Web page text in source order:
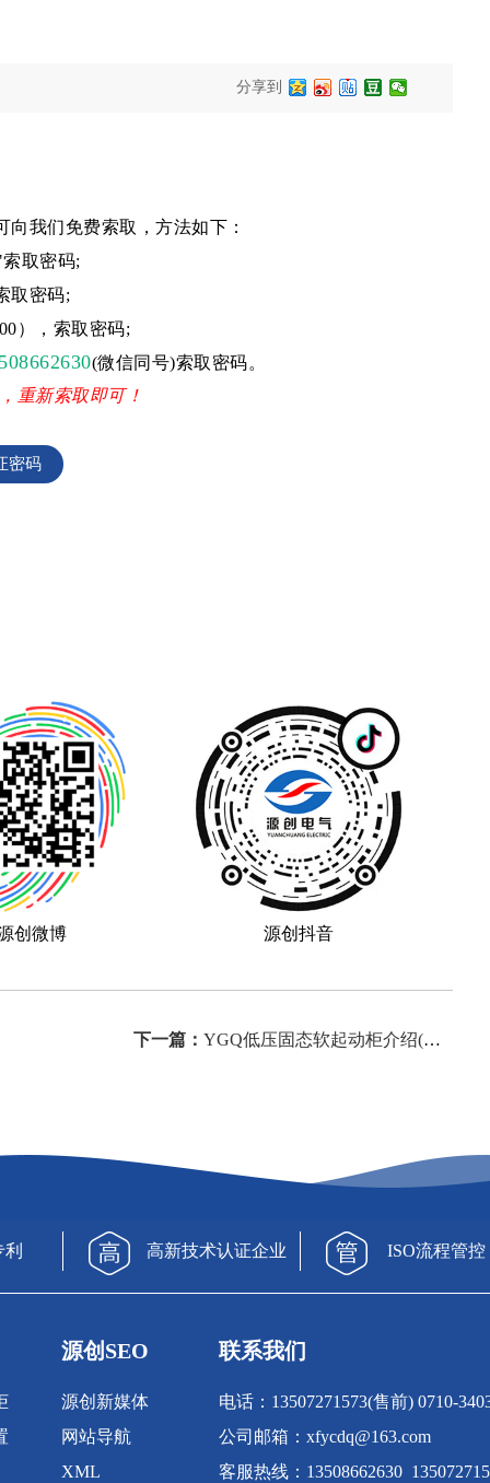
分享到
向我们免费索取，方法如下：
取密码;
取密码;
），索取密码;
(微信同号)索取密码。
重新索取即可！
密码
创微博 源创抖音
下一篇： YGQ低压固态软起动柜介绍(图文)
高新技术认证企业 ISO流程管控
源创SEO
源创新媒体
网站导航
XML
联系我们
电话：13507271573(售前) 0710-
公司邮箱：xfycdq@163.com
客服热线：13508662630